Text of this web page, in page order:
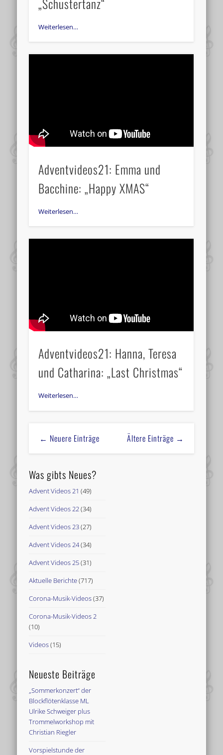
Weiterlesen…
Adventvideos21: Emma und
Bacchine: „Happy XMAS“
Weiterlesen…
Adventvideos21: Hanna, Teresa
und Catharina: „Last Christmas“
Weiterlesen…
← Neuere Einträge Ältere Einträge →
Was gibts Neues?
Advent Videos 21 (49)
Advent Videos 22(34)
Advent Videos 23(27)
Advent Videos 24(34)
Advent Videos 25(31)
Aktuelle Berichte(717)
Corona-Musik-Videos(37)
Corona-Musik-Videos 2
(10)
Videos(15)
Neueste Beiträge
„Sommerkonzert“ der
Blockflötenklasse ML
Ulrike Schweiger plus
Trommelworkshop mit
Christian Riegler
Vorspielstunde der